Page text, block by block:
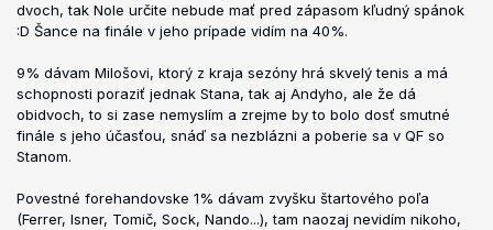
dvoch, tak Nole určite nebude mať pred zápasom kľudný spánok
:D Šance na finále v jeho prípade vidím na 40%.
9% dávam Milošovi, ktorý z kraja sezóny hrá skvelý tenis a má
schopnosti poraziť jednak Stana, tak aj Andyho, ale že dá
obidvoch, to si zase nemyslím a zrejme by to bolo dosť smutné
finále s jeho účasťou, snáď sa nezblázni a poberie sa v QF so
Stanom.
Povestné forehandovske 1% dávam zvyšku štartového poľa
(Ferrer, Isner, Tomič, Sock, Nando...), tam naozaj nevidím nikoho,